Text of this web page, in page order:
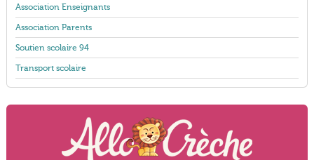
Association Enseignants
Association Parents
Soutien scolaire 94
Transport scolaire